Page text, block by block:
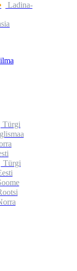
Ladina-
Türgi
Türgi